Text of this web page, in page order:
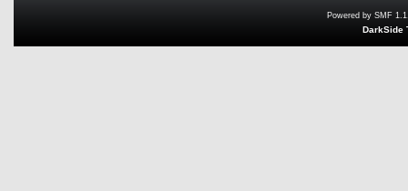
Powered by SMF
DarkSide